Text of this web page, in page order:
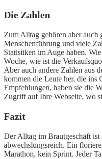
Die Zahlen
Zum Alltag gehören aber auch
Menschenführung und viele
Statistiken im Auge haben.
Woche, wie ist die
Aber auch andere Zahlen aus
kommen die Leute her, die ins
Empfehlungen, haben sie die
Zugriff auf Ihre Webseite, wo
Fazit
Der Alltag im Brautgeschäft ist
abwechslungsreich. Ein
Marathon, kein Sprint. Jeder